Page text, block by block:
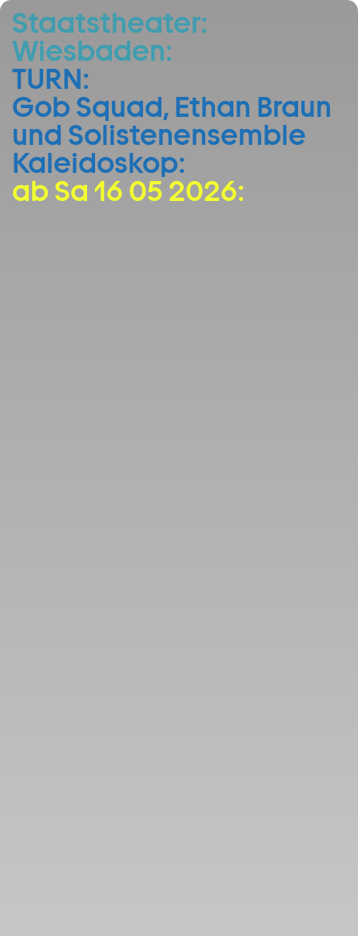
Zum Hauptinhalt springen
Zum Footer springen
Staatstheater:
Wiesbaden:
TURN:
Gob Squad, Ethan Braun
und Solistenensemble
Kaleidoskop:
ab Sa 16 05 2026: